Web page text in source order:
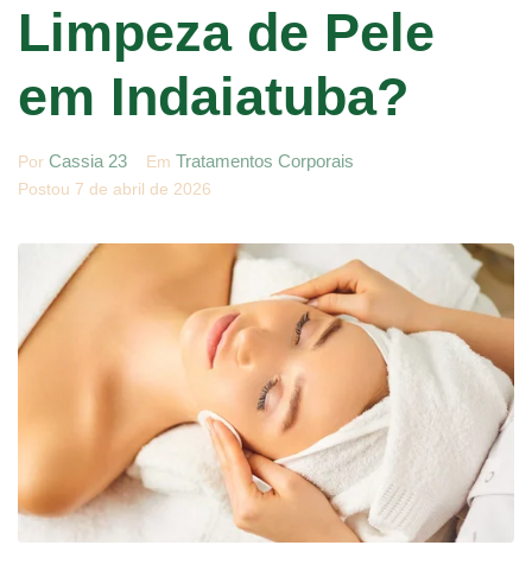
Limpeza de Pele
em Indaiatuba?
Por Cassia 23 Em Tratamentos Corporais
Postou 7 de abril de 2026